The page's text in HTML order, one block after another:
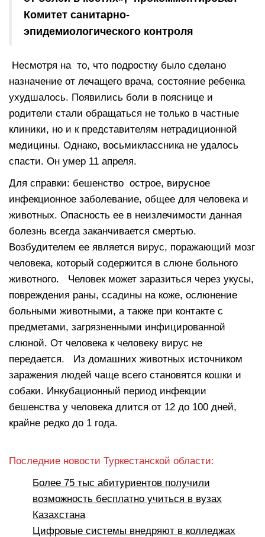
Комитет санитарно-
эпидемиологического контроля
Несмотря на то, что подростку было сделано
назначение от лечащего врача, состояние ребенка
ухудшалось. Появились боли в пояснице и
родители стали обращаться не только в частные
клиники, но и к представителям нетрадиционной
медицины. Однако, восьмиклассника не удалось
спасти. Он умер 11 апреля.
Для справки: бешенство острое, вирусное
инфекционное заболевание, общее для человека и
животных. Опасность ее в неизлечимости данная
болезнь всегда заканчивается смертью.
Возбудителем ее является вирус, поражающий мозг
человека, который содержится в слюне больного
животного. Человек может заразиться через укусы,
повреждения раны, ссадины на коже, ослюнение
больными животными, а также при контакте с
предметами, загрязненными инфицированной
слюной. От человека к человеку вирус не
передается. Из домашних животных источником
заражения людей чаще всего становятся кошки и
собаки. Инкубационный период инфекции
бешенства у человека длится от 12 до 100 дней,
крайне редко до 1 года.
Последние новости Туркестанской области:
Более 75 тыс абитуриентов получили
возможность бесплатно учиться в вузах
Казахстана
Цифровые системы внедряют в колледжах